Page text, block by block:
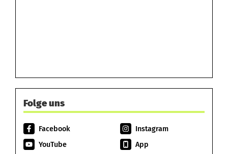
Folge uns
Facebook
Instagram
YouTube
App